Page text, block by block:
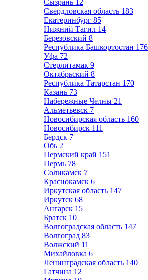
Сызрань 12
Свердловская область 183
Екатеринбург 85
Нижний Тагил 14
Березовский 8
Республика Башкортостан 176
Уфа 72
Стерлитамак 9
Октябрьский 8
Республика Татарстан 170
Казань 73
Набережные Челны 21
Альметьевск 7
Новосибирская область 160
Новосибирск 111
Бердск 7
Обь 2
Пермский край 151
Пермь 78
Соликамск 7
Краснокамск 6
Иркутская область 147
Иркутск 68
Ангарск 15
Братск 10
Волгоградская область 147
Волгоград 83
Волжский 11
Михайловка 6
Ленинградская область 140
Гатчина 12